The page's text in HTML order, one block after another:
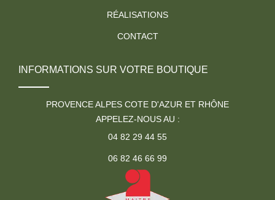
RÉALISATIONS
CONTACT
INFORMATIONS SUR VOTRE BOUTIQUE
PROVENCE ALPES COTE D'AZUR ET RHÔNE
APPELEZ-NOUS AU :
04 82 29 44 55
06 82 46 66 99